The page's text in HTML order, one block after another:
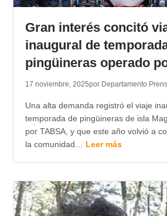
Gran interés concitó
inaugural de
pingüineras operado
17 noviembre, 2025por Departamento
Una alta demanda registró el viaje
temporada de pingüineras de isla
por TABSA, y que este año volvió a
la comunidad… Leer más